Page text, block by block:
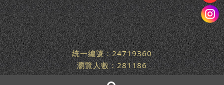
統一編號：24719360
瀏覽人數：281186